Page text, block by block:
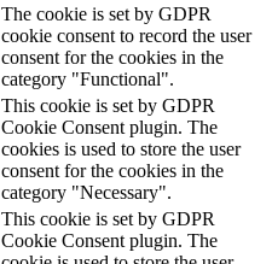
The cookie is set by GDPR
cookie consent to record the user
consent for the cookies in the
category "Functional".
This cookie is set by GDPR
Cookie Consent plugin. The
cookies is used to store the user
consent for the cookies in the
category "Necessary".
This cookie is set by GDPR
Cookie Consent plugin. The